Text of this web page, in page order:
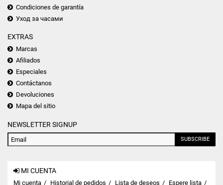
Condiciones de garantía
Уход за часами
EXTRAS
Marcas
Afiliados
Especiales
Contáctanos
Devoluciones
Mapa del sitio
NEWSLETTER SIGNUP
SUBSCRIBE
MI CUENTA
Mi cuenta Historial de pedidos Lista de deseos Espere lista